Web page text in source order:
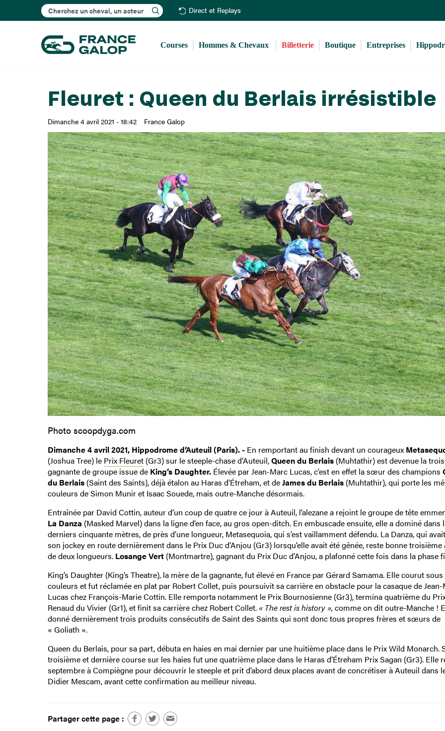
au
principal
Rechercher Direct et Replays
Courses Hommes & Chevaux Billetterie Boutique Entreprises
Fleuret : Queen du Berlais irrésistible
Dimanche 4 avril 2021 - 18:42 France Galop
Photo scoopdyga.com
Dimanche 4 avril 2021, Hippodrome d’Auteuil (Paris). -En remportant au finish devant un courageux
(Joshua Tree) le Prix Fleuret(Gr3) sur le steeple-chase d’Auteuil,Queen du Berlais(Muhtathir) est devenue la
gagnante de groupe issue de King’s Daughter.Élevée par Jean-Marc Lucas, c’est en effet la sœur des champions
du Berlais(Saint des Saints), déjà étalon au Haras d’Étreham, et deJames du Berlais(Muhtathir), qui porte les
couleurs de Simon Munir et Isaac Souede, mais outre-Manche désormais.
Entraînée par David Cottin, auteur d’un coup de quatre ce jour à Auteuil, l’alezane a rejoint le groupe de tête
La Danza (Masked Marvel) dans la ligne d’en face, au gros open-ditch. En embuscade ensuite, elle a dominé dans
derniers cinquante mètres, de près d’une longueur, Metasequoia, qui s’est vaillamment défendu. La Danza, qui
son jockey en route dernièrement dans le Prix Duc d’Anjou (Gr3) lorsqu’elle avait été gênée, reste bonne troisième
de deux longueurs. Losange Vert(Montmartre), gagnant du Prix Duc d’Anjou, a plafonné cette fois dans la phase
King’s Daughter (King’s Theatre), la mère de la gagnante, fut élevé en France par Gérard Samama. Elle courut
couleurs et fut réclamée en plat par Robert Collet, puis poursuivit sa carrière en obstacle pour la casaque de
Lucas chez François-Marie Cottin. Elle remporta notamment le Prix Bournosienne (Gr3), termina quatrième du
Renaud du Vivier (Gr1), et finit sa carrière chez Robert Collet. « The rest is history », comme on dit outre-Manche !
donné dernièrement trois produits consécutifs de Saint des Saints qui sont donc tous propres frères et sœurs de
« Goliath ».
Queen du Berlais, pour sa part, débuta en haies en mai dernier par une huitième place dans le Prix Wild Monarch.
troisième et dernière course sur les haies fut une quatrième place dans le Haras d’Étreham Prix Sagan (Gr3). Elle
septembre à Compiègne pour découvrir le steeple et prit d’abord deux places avant de concrétiser à Auteuil dans
Didier Mescam, avant cette confirmation au meilleur niveau.
Partager cette page :